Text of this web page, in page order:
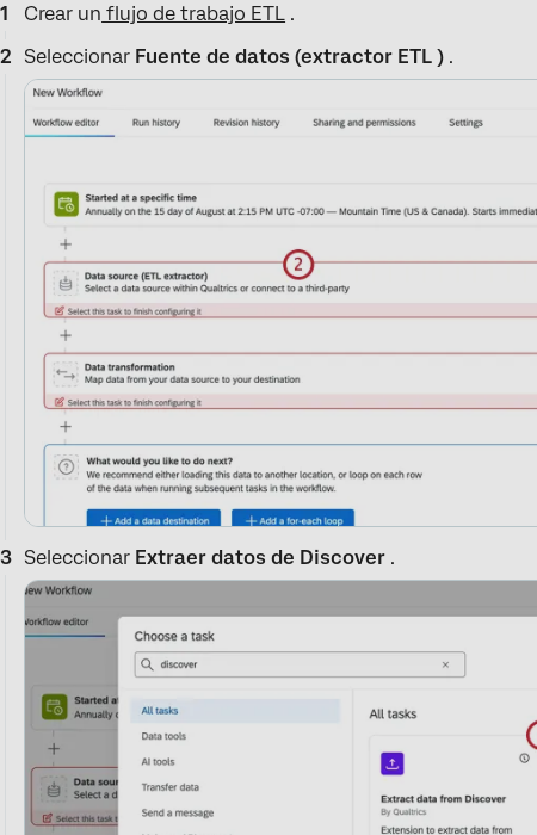
Crear un flujo de trabajo ETL .
Seleccionar Fuente de datos (extractor ETL ) .
Seleccionar Extraer datos de Discover .